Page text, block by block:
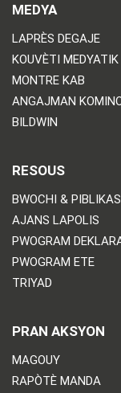
MEDYA
LAPRÈS DEGAJE
KOUVÈTI MEDYATIK
MONTRE KAB
ANGAJMAN
BILDWIN
RESOUS
BWOCHI &
AJANS LAPOLIS
PWOGRAM
PWOGRAM ETE
TRIYAD
PRAN AKSYON
MAGOUY
RAPÒTÈ MANDA